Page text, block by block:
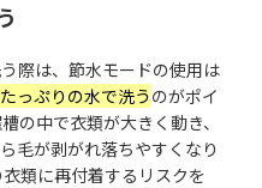
際は、節水モードの使用は
っぷりの水で洗うのがポイ
の中で衣類が大きく動き、
毛が剥がれ落ちやすくなり
類に再付着するリスクを